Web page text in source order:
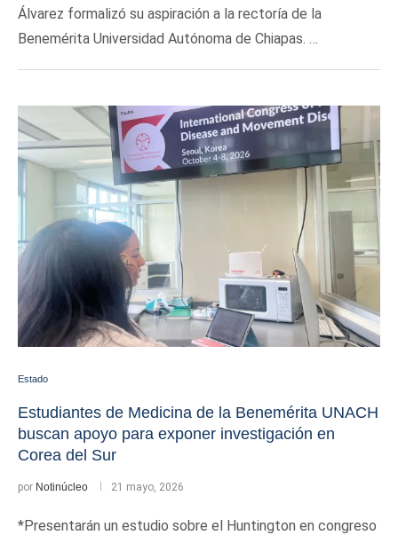
Álvarez formalizó su aspiración a la rectoría de la
Benemérita Universidad Autónoma de Chiapas. …
Estado
Estudiantes de Medicina de la Benemérita UNACH
buscan apoyo para exponer investigación en
Corea del Sur
por Notinúcleo 21 mayo, 2026
*Presentarán un estudio sobre el Huntington en congreso